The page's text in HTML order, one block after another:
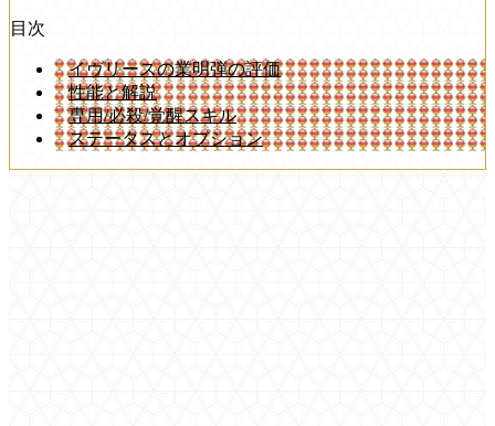
目次
イヴリースの業明弾の評価
性能と解説
専用/必殺/覚醒スキル
ステータスとオプション